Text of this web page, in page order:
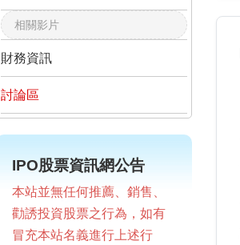
相關影片
財務資訊
討論區
IPO股票資訊網公告
本站並無任何推薦、銷售、
勸誘投資股票之行為，如有
冒充本站名義進行上述行